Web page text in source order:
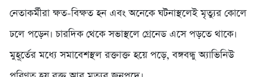
নেতাকর্মীরা ক্ষত-বিক্ষত হন এবং অনেকে ঘটনাস্থলেই মৃত্যুর কোলে
ঢলে পড়েন। চারদিক থেকে সভাস্থলে গ্রেনেড এসে পড়তে থাকে।
মুহূর্তের মধ্যে সমাবেশস্থল রক্তাক্ত হয়ে পড়ে, বঙ্গবন্ধু অ্যাভিনিউ